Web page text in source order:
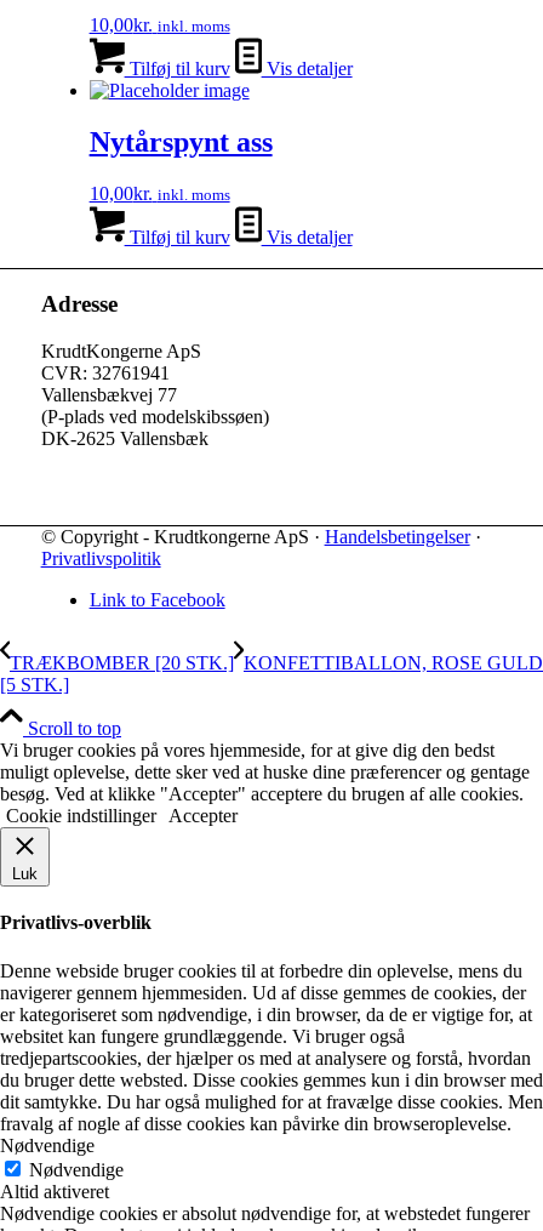
varesiden
10,00kr. inkl. moms
Tilføj til kurv Vis detaljer
Nytårspynt ass
10,00kr. inkl. moms
Tilføj til kurv Vis detaljer
Adresse
KrudtKongerne ApS
CVR: 32761941
Vallensbækvej 77
(P-plads ved modelskibssøen)
DK-2625 Vallensbæk
© Copyright - Krudtkongerne ApS · Handelsbetingelser·
Privatlivspolitik
Link to Facebook
TRÆKBOMBER [20 STK.] KONFETTIBALLON, ROSE GULD
[5 STK.]
Scroll to top
Vi bruger cookies på vores hjemmeside, for at give dig den bedst
muligt oplevelse, dette sker ved at huske dine præferencer og gentage
besøg. Ved at klikke "Accepter" acceptere du brugen af alle cookies.
Cookie indstillinger
Accepter
Luk
Privatlivs-overblik
Denne webside bruger cookies til at forbedre din oplevelse, mens du
navigerer gennem hjemmesiden. Ud af disse gemmes de cookies, der
er kategoriseret som nødvendige, i din browser, da de er vigtige for, at
websitet kan fungere grundlæggende. Vi bruger også
tredjepartscookies, der hjælper os med at analysere og forstå, hvordan
du bruger dette websted. Disse cookies gemmes kun i din browser med
dit samtykke. Du har også mulighed for at fravælge disse cookies. Men
fravalg af nogle af disse cookies kan påvirke din browseroplevelse.
Nødvendige
Nødvendige
Altid aktiveret
Nødvendige cookies er absolut nødvendige for, at webstedet fungerer